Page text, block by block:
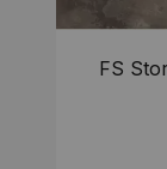
FS